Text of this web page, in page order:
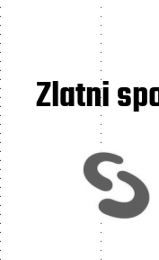
Zlatni